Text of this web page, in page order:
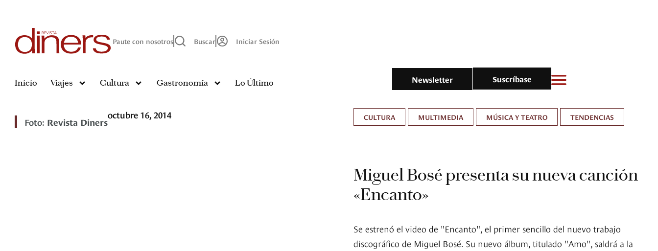
Paute con nosotros Buscar Iniciar Sesión
Inicio Viajes Cultura Gastronomía Lo Último Newsletter Suscríbase
Foto: Revista Diners
octubre 16, 2014 CULTURA MULTIMEDIA MÚSICA Y TEATRO TENDENCIAS
Miguel Bosé presenta su nueva canción
«Encanto»
Se estrenó el video de "Encanto", el primer sencillo del nuevo trabajo
discográfico de Miguel Bosé. Su nuevo álbum, titulado "Amo", saldrá a la